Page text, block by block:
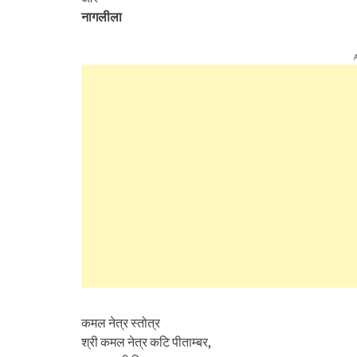
नागलीला
कमल नेत्र स्तोत्र
श्री कमल नेत्र कटि पीताम्बर,